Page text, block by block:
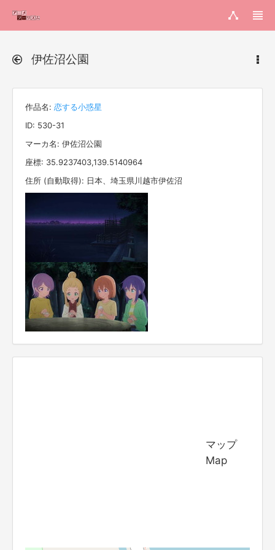
伊佐沼公園
作品名: 恋する小惑星
ID: 530-31
マーカ名: 伊佐沼公園
座標: 35.9237403,139.5140964
住所 (自動取得): 日本、埼玉県川越市伊佐沼
マップ
Map